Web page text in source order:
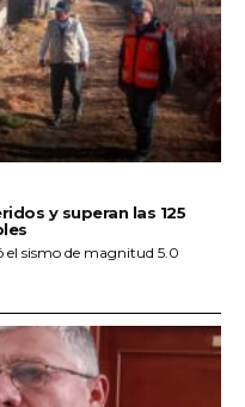
y superan las 125
el sismo de magnitud 5.0